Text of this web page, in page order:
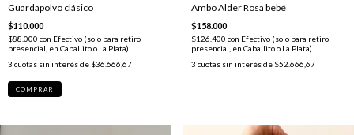
Guardapolvo clásico
$110.000
$88.000 con Efectivo (solo para retiro
presencial, en Caballito o La Plata)
3 cuotas sin interés de $36.666,67
COMPRAR
Ambo Alder Rosa bebé
$158.000
$126.400 con Efectivo (solo para retiro
presencial, en Caballito o La Plata)
3 cuotas sin interés de $52.666,67